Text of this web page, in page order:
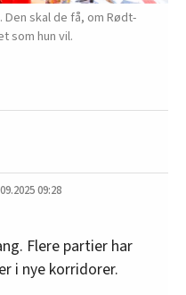
skal de få, om Rødt-
som hun vil.
09:28
Flere partier har
i nye korridorer.